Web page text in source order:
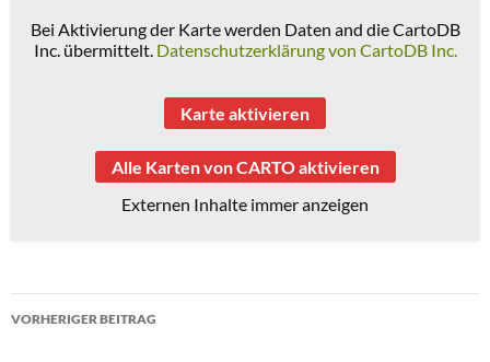
Bei Aktivierung der Karte werden Daten and die CartoDB
Inc. übermittelt. Datenschutzerklärung von CartoDB Inc.
Karte aktivieren
Alle Karten von CARTO aktivieren
Externen Inhalte immer anzeigen
Beitragsnavigation
VORHERIGER BEITRAG